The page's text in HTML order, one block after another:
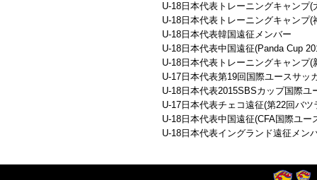
U-18日本代表トレーニングキャンプ(
U-18日本代表トレーニングキャンプ(
U-18日本代表韓国遠征メンバー
U-18日本代表中国遠征(Panda Cup
U-18日本代表トレーニングキャンプ(
U-17日本代表第19回国際ユースサッ
U-18日本代表2015SBSカップ国際ユ
U-17日本代表チェコ遠征(第22回バ
U-18日本代表中国遠征(CFA国際ユ
U-18日本代表イングランド遠征メン